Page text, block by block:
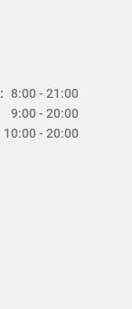
8:00 - 21:00
9:00 - 20:00
10:00 - 20:00